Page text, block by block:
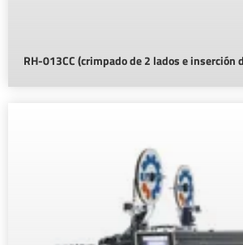
RH-013CC (crimpado de 2 lados e inserción